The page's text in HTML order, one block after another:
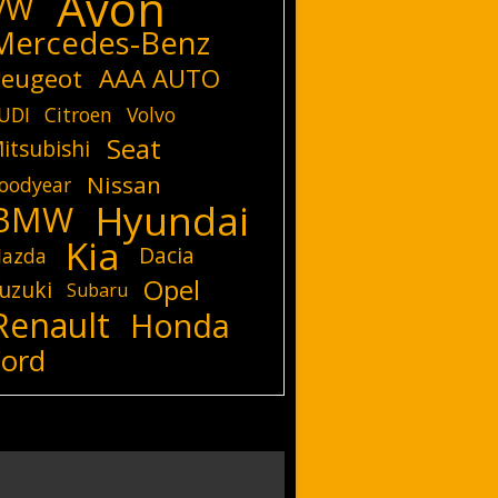
Benz
AAA AUTO
Citroen Volvo
Seat
Nissan
Hyundai
Kia
Dacia
Subaru Opel
Honda